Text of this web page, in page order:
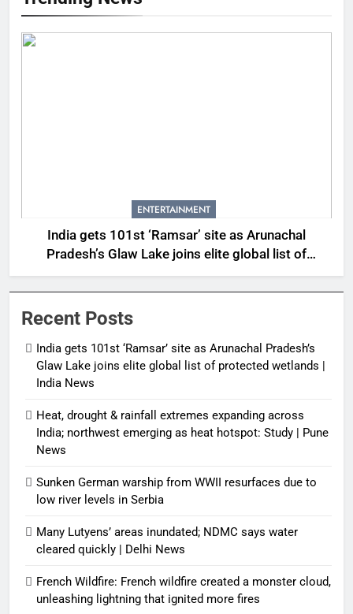
ENTERTAINMENT
India gets 101st ‘Ramsar’ site as Arunachal
Pradesh’s Glaw Lake joins elite global list of
protected wetlands | India News
Recent Posts
India gets 101st ‘Ramsar’ site as Arunachal Pradesh’s
Glaw Lake joins elite global list of protected wetlands |
India News
Heat, drought & rainfall extremes expanding across
India; northwest emerging as heat hotspot: Study | Pune
News
Sunken German warship from WWII resurfaces due to
low river levels in Serbia
Many Lutyens’ areas inundated; NDMC says water
cleared quickly | Delhi News
French Wildfire: French wildfire created a monster cloud,
unleashing lightning that ignited more fires